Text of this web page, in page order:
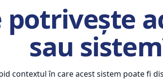
potrivește
sau
contextul în care acest sistem poate fi